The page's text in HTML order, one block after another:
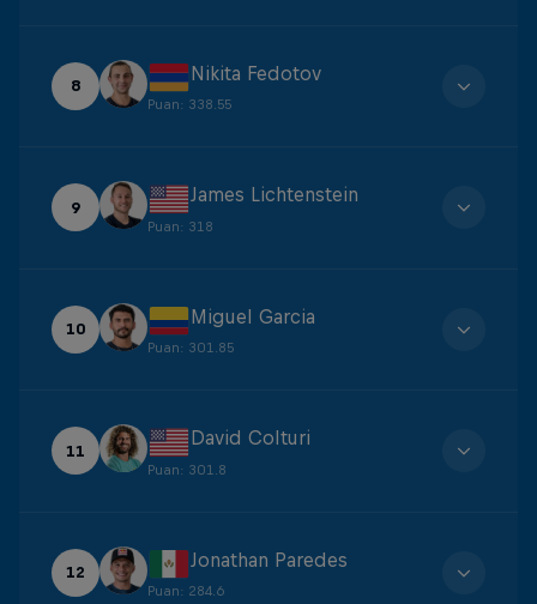
8
Nikita Fedotov
Puan: 338.55
9
James Lichtenstein
Puan: 318
10
Miguel Garcia
Puan: 301.85
11
David Colturi
Puan: 301.8
12
Jonathan Paredes
Puan: 284.6